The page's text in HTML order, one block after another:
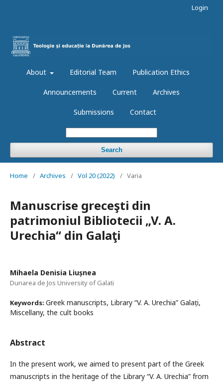
About Editorial Team Publication Ethics
Announcements Current Archives
Submissions Contact
Search
Login
Home / Archives / Vol 20 (2022) / Varia
Manuscrise greceşti din
patrimoniul Bibliotecii „V. A.
Urechia“ din Galaţi
Mihaela Denisia Liușnea
Dunarea de Jos University of Galati
Keywords: Greek manuscripts, Library “V. A. Urechia” Galați,
Miscellany, the cult books
Abstract
In the present work, we aimed to present part of the Greek
manuscripts in the heritage of the Library “V. A. Urechia” from